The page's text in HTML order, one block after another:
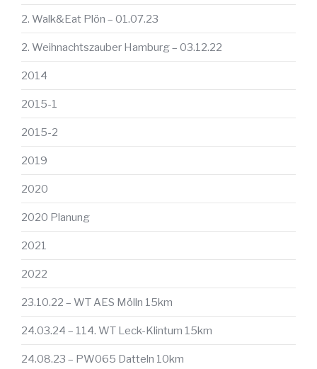
2. Walk&Eat Plön – 01.07.23
2. Weihnachtszauber Hamburg – 03.12.22
2014
2015-1
2015-2
2019
2020
2020 Planung
2021
2022
23.10.22 – WT AES Mölln 15km
24.03.24 – 114. WT Leck-Klintum 15km
24.08.23 – PW065 Datteln 10km